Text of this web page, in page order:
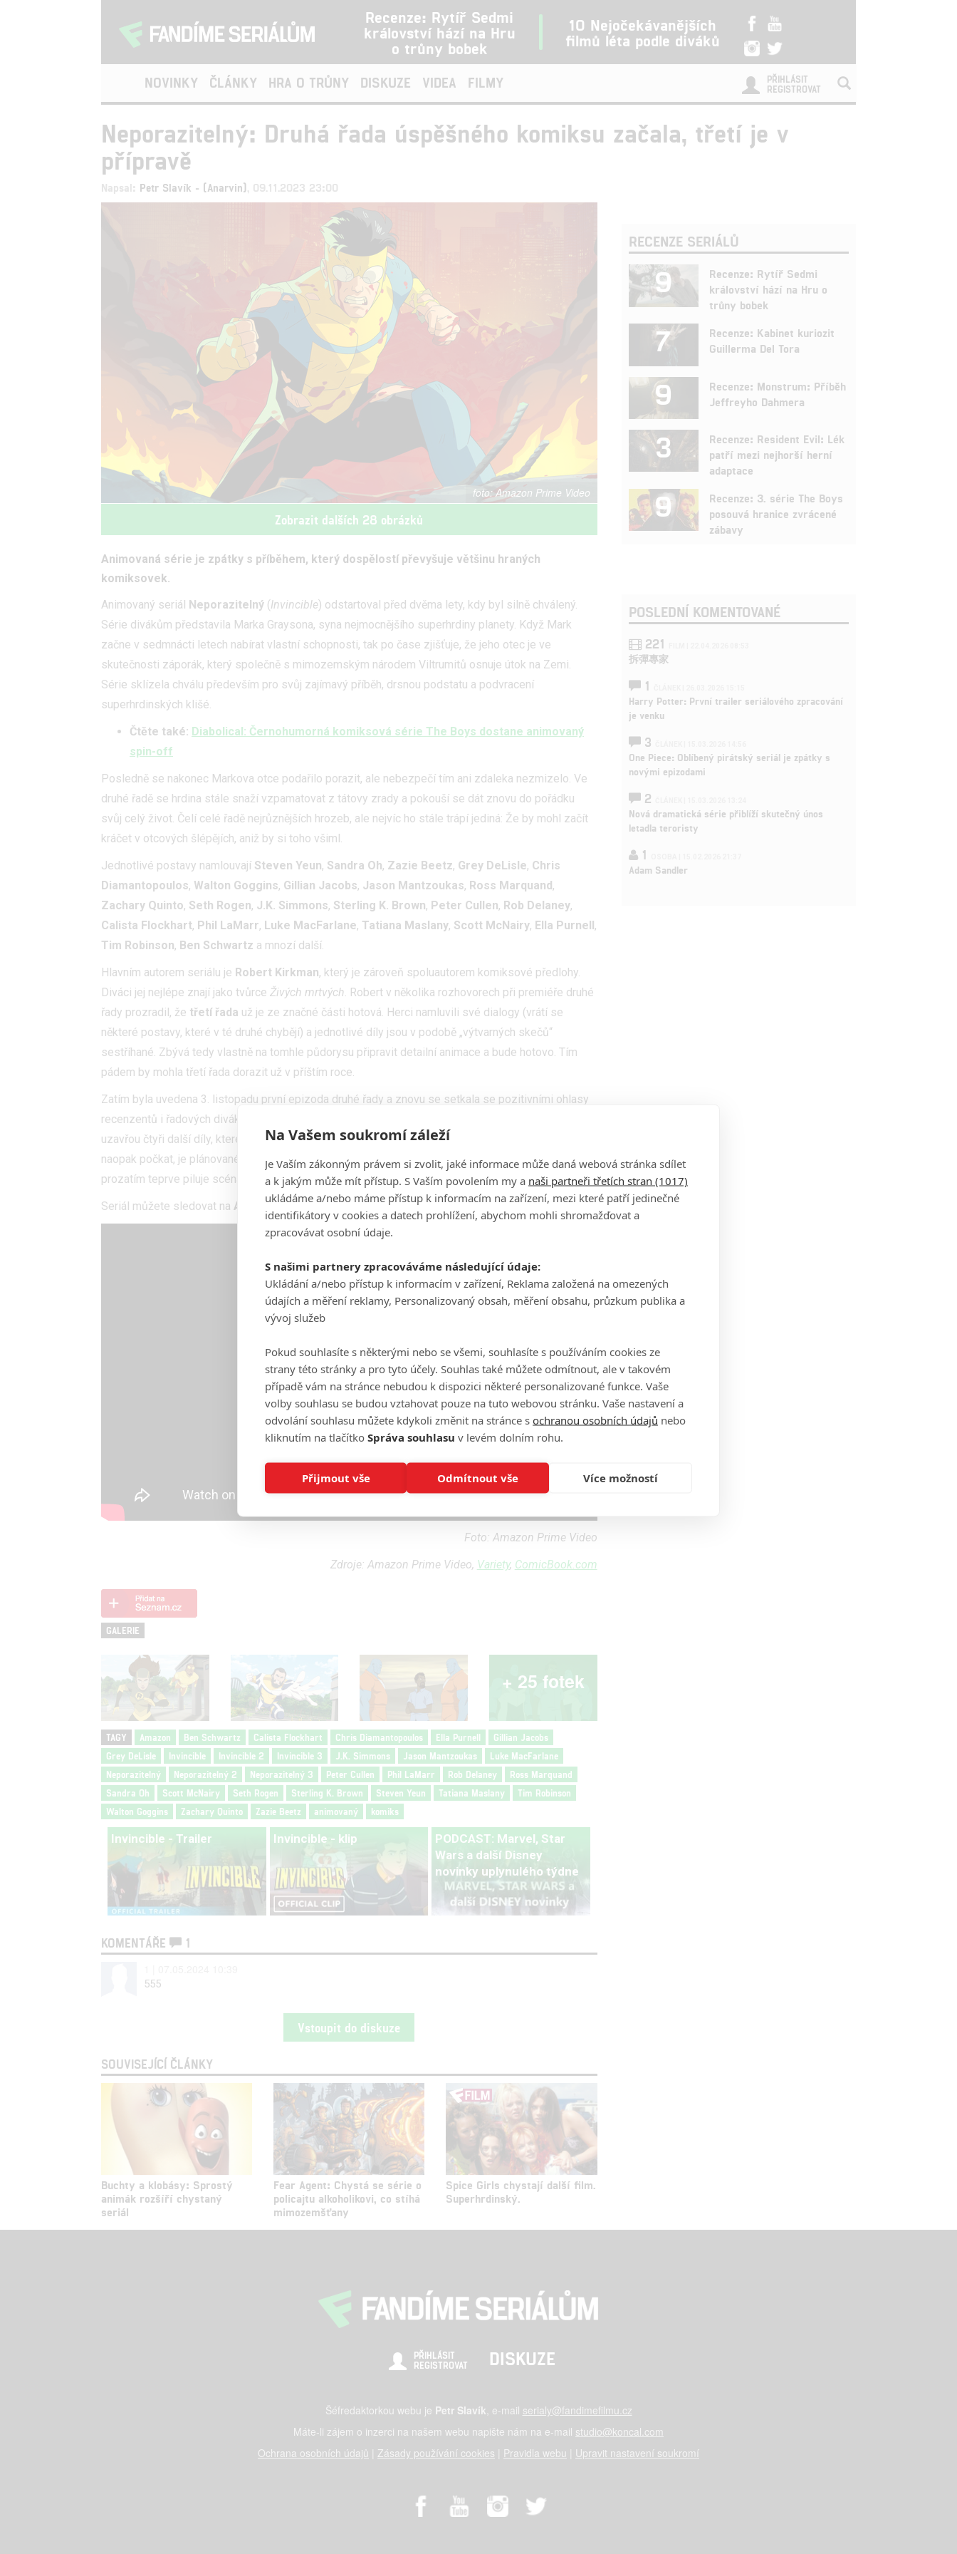
Recenze: Rytíř Sedmi
království hází na Hru
o trůny bobek
10 Nejočekávanějších
filmů léta podle diváků
NOVINKY ČLÁNKY HRA O TRŮNY DISKUZE VIDEA FILMY
PŘIHLÁSIT
REGISTROVAT
Neporazitelný: Druhá řada úspěšného komiksu začala, třetí je v
přípravě
Napsal: Petr Slavík - (Anarvin) , 09.11.2023 23:00
Amazon Prime Video
Zobrazit dalších 28 obrázků
Animovaná série je zpátky s příběhem, který dospělostí převyšuje většinu hraných
komiksovek.
Animovaný seriál
Neporazitelný (Invincible) odstartoval před dvěma lety, kdy byl silně chválený.
Série divákům představila Marka Graysona, syna nejmocnějšího superhrdiny planety. Když Mark
začne v sedmnácti letech nabírat vlastní schopnosti, tak po čase zjišťuje, že jeho otec je ve
skutečnosti záporák, který společně s mimozemským národem Viltrumitů osnuje útok na Zemi.
Série sklízela chválu především pro svůj zajímavý příběh, drsnou podstatu a podvracení
superhrdinských klišé.
Čtěte také: Diabolical: Černohumorná komiksová série The Boys dostane animovaný
spin-off
Posledně se nakonec Markova otce podařilo porazit, ale nebezpečí tím ani zdaleka nezmizelo. Ve
druhé řadě se hrdina stále snaží vzpamatovat z tátovy zrady a pokouší se dát znovu do pořádku
svůj celý život. Čelí celé řadě nejrůznějších hrozeb, ale nejvíc ho stále trápí jediná: Že by mohl začít
kráčet v otcových šlépějích, aniž by si toho všiml.
Jednotlivé postavy namlouvají Steven Yeun, Sandra Oh, Zazie Beetz, Grey DeLisle, Chris
Diamantopoulos, Walton Goggins, Gillian Jacobs, Jason Mantzoukas, Ross Marquand ,
Zachary Quinto, Seth Rogen, J.K. Simmons, Sterling K. Brown, Peter Cullen, Rob Delaney,
Calista Flockhart, Phil LaMarr, Luke MacFarlane, Tatiana Maslany, Scott McNairy, Ella Purnell ,
Tim Robinson, Ben Schwartz a mnozí další.
Hlavním autorem seriálu je Robert Kirkman, který je zároveň spoluautorem komiksové předlohy.
Diváci jej nejlépe znají jako tvůrce Živých mrtvých. Robert v několika rozhovorech při premiéře druhé
řady prozradil, že třetí řada už je ze značné části hotová. Herci namluvili své dialogy (vrátí se
některé postavy, které v té druhé chybějí) a jednotlivé díly jsou v podobě „výtvarných skečů“
sestříhané. Zbývá tedy vlastně na tomhle půdorysu připravit detailní animace a bude hotovo. Tím
pádem by mohla třetí řada dorazit už v příštím roce.
Zatím byla uvedena 3. listopadu první epizoda druhé řady a znovu se setkala se pozitivními ohlasy
recenzentů i řadových diváků. Další tři části následují s týdenními odstupy a druhou sérii následně
uzavřou čtyři další díly, které budou k vidění začátkem příštího roku. Na co si budou muset diváci
naopak počkat, je plánované
hrané celovečerní zpracování . Kirkman v rozhovoru uvedl, že se
prozatím teprve piluje scénář.
Seriál můžete sledovat na Amazon Prime Video. Přikládáme trailer a obrázky z druhé řady.
Foto: Amazon Prime Video
Zdroje: Amazon Prime Video, Variety, ComicBook.com
GALERIE
+ 25 fotek
TAGY Amazon Ben Schwartz Calista Flockhart Chris Diamantopoulos Ella Purnell
Gillian Jacobs
Grey DeLisle
Invincible Invincible 2 Invincible 3 J.K. Simmons Jason Mantzoukas
Luke MacFarlane
Neporazitelný
Neporazitelný 2 Neporazitelný 3 Peter Cullen Phil LaMarr Rob Delaney
Ross Marquand
Sandra Oh
Scott McNairy Seth Rogen Sterling K. Brown Steven Yeun Tatiana Maslany
Tim Robinson
Walton Goggins
Zachary Quinto Zazie Beetz animovaný komiks
Invincible - Trailer Invincible - klip
PODCAST: Marvel, Star
Wars a další Disney
novinky uplynulého týdne
KOMENTÁŘE
1
555
Vstoupit do diskuze
SOUVISEJÍCÍ ČLÁNKY
Buchty a klobásy: Sprostý
animák rozšíří chystaný
seriál
Fear Agent: Chystá se série o
policajtu alkoholikovi, co stíhá
mimozemšťany
Spice Girls chystají další film.
Superhrdinský.
RECENZE SERIÁLŮ
9
Recenze: Rytíř Sedmi
království hází na Hru o
trůny bobek
7
Recenze: Kabinet kuriozit
Guillerma Del Tora
9
Recenze: Monstrum: Příběh
Jeffreyho Dahmera
3
Recenze: Resident Evil: Lék
patří mezi nejhorší herní
adaptace
9
Recenze: 3. série The Boys
posouvá hranice zvrácené
zábavy
POSLEDNÍ KOMENTOVANÉ
221
拆彈專家
1
Harry Potter: První trailer seriálového zpracování
je venku
3
One Piece: Oblíbený pirátský seriál je zpátky s
novými epizodami
2
Nová dramatická série přiblíží skutečný únos
letadla teroristy
1
Adam Sandler
PŘIHLÁSIT
REGISTROVAT
DISKUZE
Šéfredaktorkou webu je Petr Slavík , e-mail serialy@fandimefilmu.cz
Máte-li zájem o inzerci na našem webu napište nám na e-mail studio@koncal.com
Ochrana osobních údajů
Zásady používání cookies Pravidla webu Upravit nastavení soukromí
Na Vašem soukromí záleží
Je Vaším zákonným právem si zvolit, jaké informace může daná webová stránka sdílet
a k jakým může mít přístup. S Vaším povolením my a naši partneři třetích stran (1017)
ukládáme a/nebo máme přístup k informacím na zařízení, mezi které patří jedinečné
identifikátory v cookies a datech prohlížení, abychom mohli shromažďovat a
zpracovávat osobní údaje.
S našimi partnery zpracováváme následující údaje:
Ukládání a/nebo přístup k informacím v zařízení, Reklama založená na omezených
údajích a měření reklamy, Personalizovaný obsah, měření obsahu, průzkum publika a
vývoj služeb
Pokud souhlasíte s některými nebo se všemi, souhlasíte s používáním cookies ze
strany této stránky a pro tyto účely. Souhlas také můžete odmítnout, ale v takovém
případě vám na stránce nebudou k dispozici některé personalizované funkce. Vaše
volby souhlasu se budou vztahovat pouze na tuto webovou stránku. Vaše nastavení a
odvolání souhlasu můžete kdykoli změnit na stránce s ochranou osobních údajů nebo
kliknutím na tlačítko Správa souhlasu v levém dolním rohu.
Přijmout vše Odmítnout vše Více možností